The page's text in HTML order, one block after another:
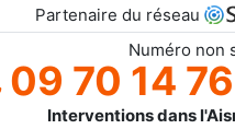
Partenaire du réseau
Numéro non
09 70 14
Interventions dans